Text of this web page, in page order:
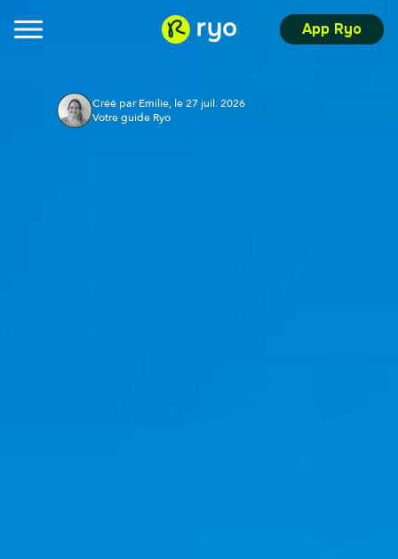
App Ryo
Créé par Emilie, le 27 juil. 2026
Votre guide Ryo